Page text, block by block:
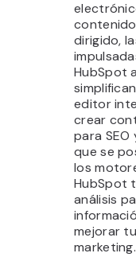
dirigido,
HubSpot
editor
crear
para SEO
que se
los
HubSpot
análisis
mejorar
marketing.